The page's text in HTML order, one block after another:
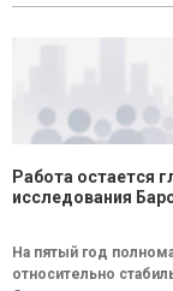
Работа остается
исследования
На пятый год
относительно